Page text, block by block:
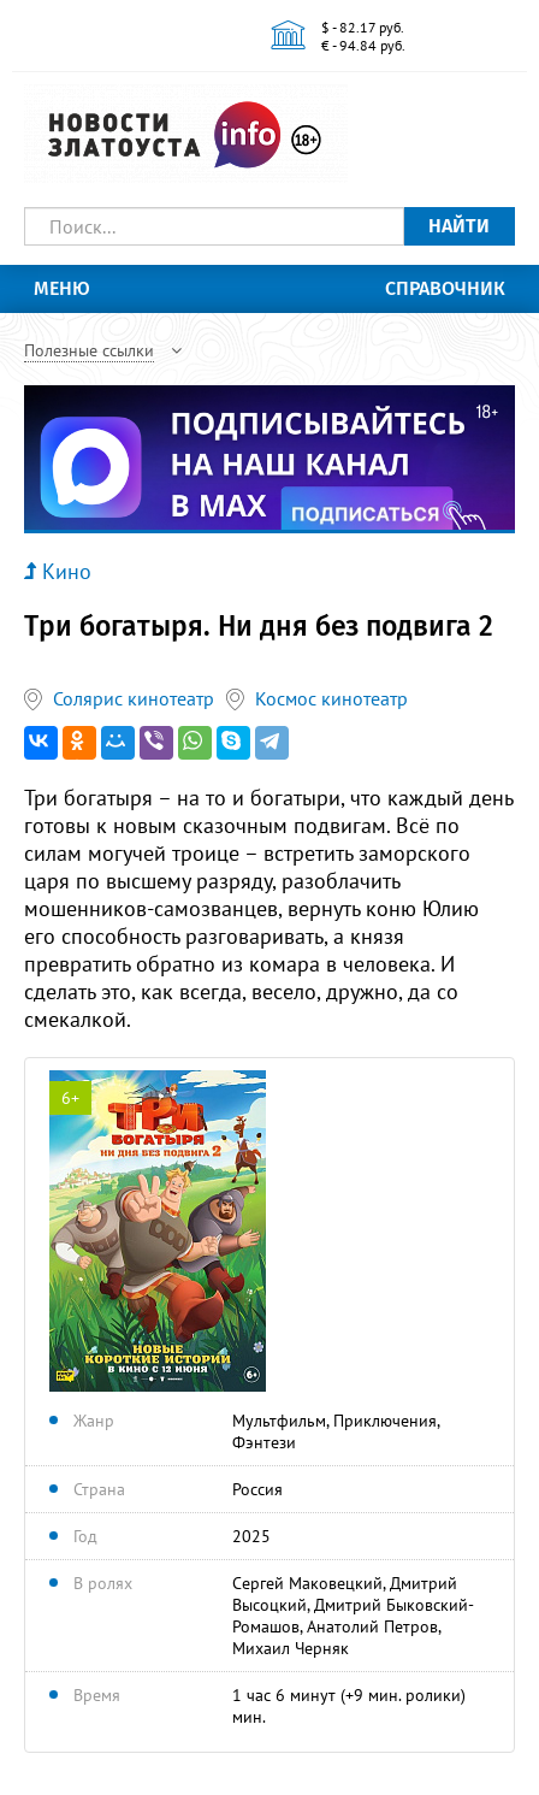
$ - 82.17 руб.
€ - 94.84 руб.
НАЙТИ
МЕНЮ СПРАВОЧНИК
Полезные ссылки
Кино
Три богатыря. Ни дня без подвига 2
Солярис кинотеатр Космос кинотеатр
Три богатыря – на то и богатыри, что каждый день
готовы к новым сказочным подвигам. Всё по
силам могучей троице – встретить заморского
царя по высшему разряду, разоблачить
мошенников-самозванцев, вернуть коню Юлию
его способность разговаривать, а князя
превратить обратно из комара в человека. И
сделать это, как всегда, весело, дружно, да со
смекалкой.
6+
Жанр
Мультфильм, Приключения,
Фэнтези
Страна Россия
Год 2025
В ролях
Сергей Маковецкий, Дмитрий
Высоцкий, Дмитрий Быковский-
Ромашов, Анатолий Петров,
Михаил Черняк
Время
1 час 6 минут (+9 мин. ролики)
мин.